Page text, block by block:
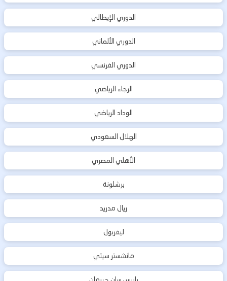
الدوري الإيطالي
الدوري الألماني
الدوري الفرنسي
الرجاء الرياضي
الوداد الرياضي
الهلال السعودي
الأهلي المصري
برشلونة
ريال مدريد
ليفربول
مانشستر سيتي